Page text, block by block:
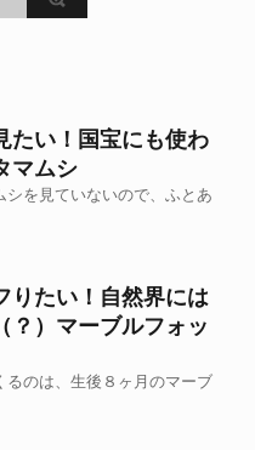
たい！国宝にも使わ
マムシ
シを見ていないので、ふとあ
りたい！自然界には
？）マーブルフォッ
るのは、生後８ヶ月のマーブ